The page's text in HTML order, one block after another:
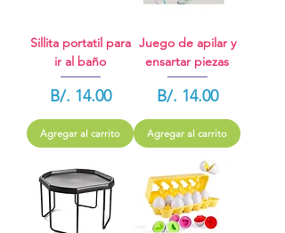
Sillita portatil para
ir al baño
Precio
B/. 14.00
Agregar al carrito
Juego de apilar y
ensartar piezas
Precio
B/. 14.00
Agregar al carrito